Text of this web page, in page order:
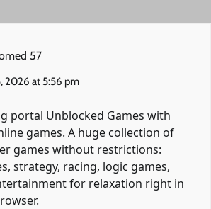
57
2026 at 5:56 pm
portal Unblocked Games with
games. A huge collection of
games without restrictions:
strategy, racing, logic games,
for relaxation right in